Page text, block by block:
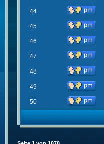
44
45
46
47
48
49
50